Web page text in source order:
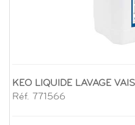
KEO LIQUIDE LAVAGE
Réf. 771566